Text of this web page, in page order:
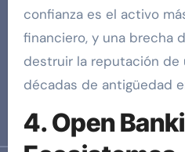
confianza es el activo
financiero, y una brecha
destruir la reputación de
décadas de antigüedad
4. Open